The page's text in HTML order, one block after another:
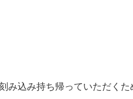
込み持ち帰っていただく